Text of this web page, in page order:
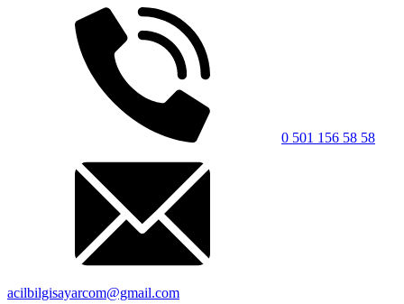
0 501 156 58 58
acilbilgisayarcom@gmail.com